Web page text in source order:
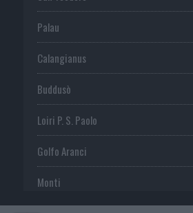
Palau
Calangianus
Buddusò
Loiri P. S. Paolo
Golfo Aranci
Monti